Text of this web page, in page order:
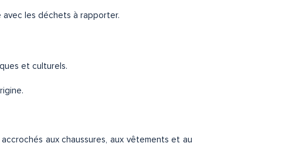
avec les déchets à rapporter.
et culturels.
aux chaussures, aux vêtements et au